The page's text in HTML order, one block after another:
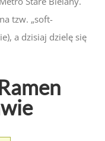
tzw. „soft-
a dzisiaj dzielę się